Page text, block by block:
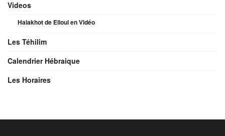
Videos
Halakhot de Elloul en Vidéo
Les Téhilim
Calendrier Hébraique
Les Horaires